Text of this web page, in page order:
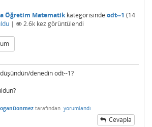
Öğretim Matematikkategorisinde odt--1 (14
| 2.6k kez görüntülendi
denedin odt--1?
tarafından yorumlandı
Cevapla